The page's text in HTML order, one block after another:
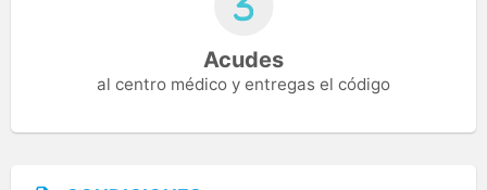
Acudes
al centro médico y entregas el código